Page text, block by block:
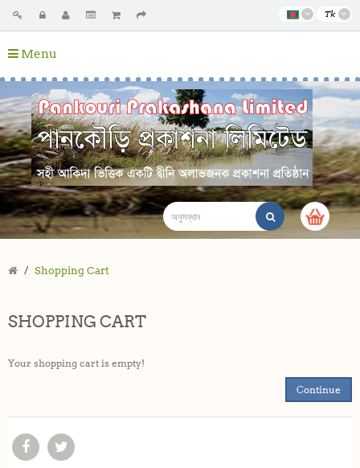
Tk
Menu
Shopping Cart
SHOPPING CART
Your shopping cart is empty!
Continue